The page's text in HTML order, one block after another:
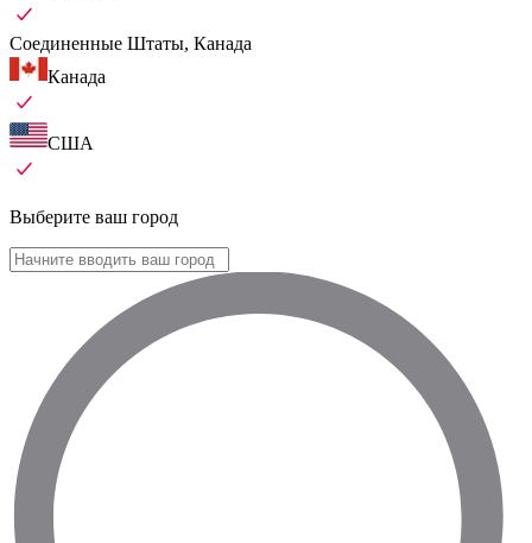
Соединенные Штаты, Канада
Канада
США
Выберите ваш город